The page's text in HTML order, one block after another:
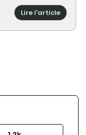
Lire l'article:
Mes